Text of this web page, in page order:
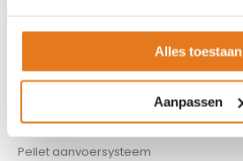
Alles toestaan
Aanpassen
CV haard
Infrarood panelen
Hoge temperatuur warmtepomp
Kachels
Pellet aanvoersysteem